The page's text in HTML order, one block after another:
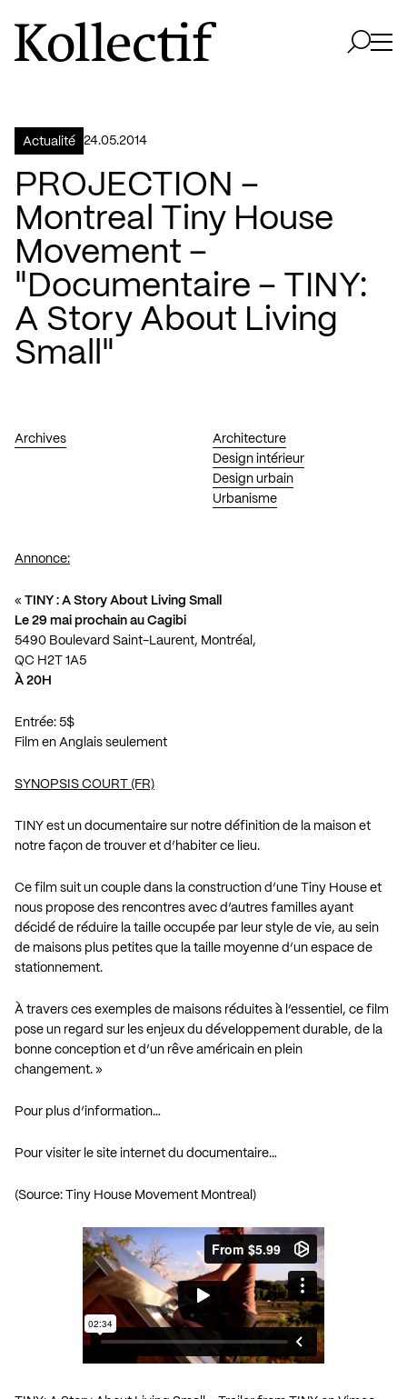
Aller à la page d'accueil
Logo Kollectif
Actualité 24.05.2014
PROJECTION –
Montreal Tiny House
Movement –
"Documentaire – TINY:
A Story About Living
Small"
Archives
Architecture
Design intérieur
Design urbain
Urbanisme
Annonce:
« TINY : A Story About Living Small
Le 29 mai prochain au Cagibi
5490 Boulevard Saint-Laurent, Montréal,
QC H2T 1A5
À 20H
Entrée: 5$
Film en Anglais seulement
SYNOPSIS COURT (FR)
TINY est un documentaire sur notre définition de la maison et
notre façon de trouver et d’habiter ce lieu.
Ce film suit un couple dans la construction d’une Tiny House et
nous propose des rencontres avec d’autres familles ayant
décidé de réduire la taille occupée par leur style de vie, au sein
de maisons plus petites que la taille moyenne d’un espace de
stationnement.
À travers ces exemples de maisons réduites à l’essentiel, ce film
pose un regard sur les enjeux du développement durable, de la
bonne conception et d’un rêve américain en plein
changement. »
Pour plus d’information…
Pour visiter le site internet du documentaire…
(Source: Tiny House Movement Montreal)